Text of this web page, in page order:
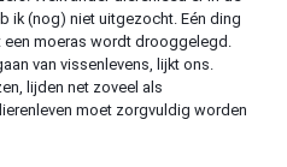
ik (nog) niet uitgezocht. Eén ding
moeras wordt drooggelegd.
van vissenlevens, lijkt ons.
lijden net zoveel als
moet zorgvuldig worden